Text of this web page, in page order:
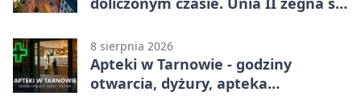
8 sierpnia 2026
Apteki w Tarnowie - godziny
otwarcia, dyżury, apteka